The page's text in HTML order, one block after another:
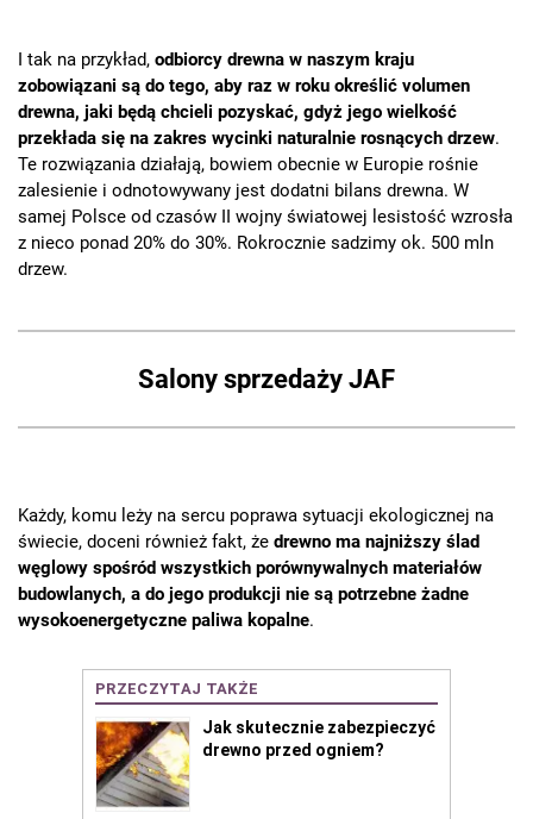
I tak na przykład, odbiorcy drewna w naszym kraju
zobowiązani są do tego, aby raz w roku określić volumen
drewna, jaki będą chcieli pozyskać, gdyż jego wielkość
przekłada się na zakres wycinki naturalnie rosnących drzew.
Te rozwiązania działają, bowiem obecnie w Europie rośnie
zalesienie i odnotowywany jest dodatni bilans drewna. W
samej Polsce od czasów II wojny światowej lesistość wzrosła
z nieco ponad 20% do 30%. Rokrocznie sadzimy ok. 500 mln
drzew.
Salony sprzedaży JAF
Każdy, komu leży na sercu poprawa sytuacji ekologicznej na
świecie, doceni również fakt, że drewno ma najniższy ślad
węglowy spośród wszystkich porównywalnych materiałów
budowlanych, a do jego produkcji nie są potrzebne żadne
wysokoenergetyczne paliwa kopalne.